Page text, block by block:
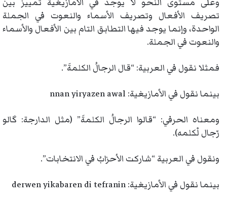
تصريف الأفعال وتصريف الأسماء والنعوت في الجملة
الواحدة، وإنما يوجد فيها التطابق التام بين الأفعال والأسماء
والنعوت في الجملة.
فمثلا نقول في العربية: “قال الرجالُ الكلمةَ”.
بينما نقول في الأمازيغية: nnan yiryazen awal
ومعناه الحرفي: “قالوا الرجالُ الكلمةَ” (مثل الدارجة: گالو
رّجال لْكلمه).
ونقول في العربية “شاركت الأحزابُ في الانتخابات”.
بينما نقول في الأمازيغية: derwen yikabaren di tefranin